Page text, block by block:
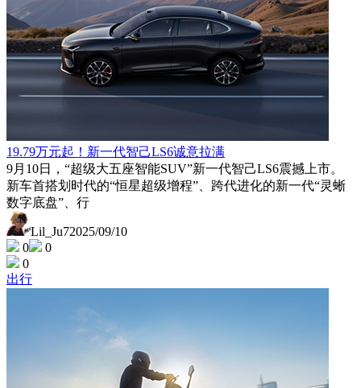
19.79万元起！新一代智己LS6诚意拉满
9月10日，“超级大五座智能SUV”新一代智己LS6震撼上市。
新车首搭划时代的“恒星超级增程”、跨代进化的新一代“灵蜥
数字底盘”、行
Lil_Ju72025/09/10
0
0
0
出行